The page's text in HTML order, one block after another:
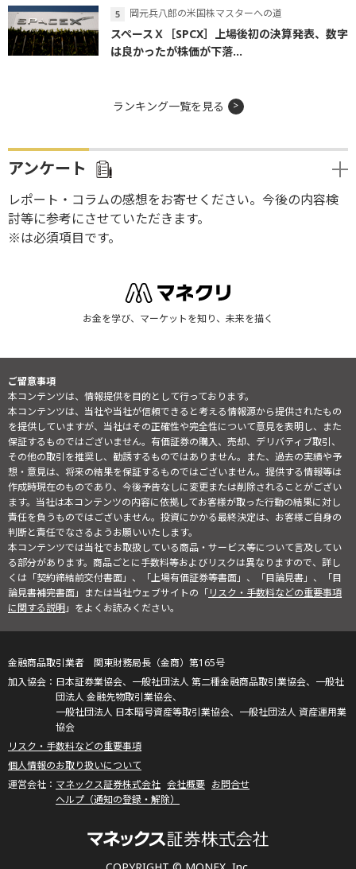
岡元兵八郎の米国株マスターへの道
スペースＸ［SPCX］上場後初の決算発表、数字
は良かったが株価が下落...
ランキング一覧を見る
アンケート
レポート・コラムの感想をお寄せください。今後の内容検
討等に参考にさせていただきます。
※は必須項目です。
お金を学び、マーケットを知り、未来を描く
ご留意事項
本コンテンツは、情報提供を目的として行っております。
本コンテンツは、当社や当社が信頼できると考える情報源から提供されたもの
を提供していますが、当社はその正確性や完全性について意見を表明し、また
保証するものではございません。有価証券の購入、売却、デリバティブ取引、
その他の取引を推奨し、勧誘するものではありません。また、過去の実績や予
想・意見は、将来の結果を保証するものではございません。提供する情報等は
作成時現在のものであり、今後予告なしに変更または削除されることがござい
ます。当社は本コンテンツの内容に依拠してお客様が取った行動の結果に対し
責任を負うものではございません。投資にかかる最終決定は、お客様ご自身の
判断と責任でなさるようお願いいたします。
本コンテンツでは当社でお取扱している商品・サービス等について言及してい
る部分があります。商品ごとに手数料等およびリスクは異なりますので、詳し
くは「契約締結前交付書面」、「上場有価証券等書面」、「目論見書」、「目
論見書補完書面」または当社ウェブサイトの「リスク・手数料などの重要事項
に関する説明」をよくお読みください。
金融商品取引業者 関東財務局長（金商）第165号
日本証券業協会、一般社団法人 第二種金融商品取引業協会、一般社
団法人 金融先物取引業協会、
一般社団法人 日本暗号資産等取引業協会、一般社団法人 資産運用業
協会
リスク・手数料などの重要事項
個人情報のお取り扱いについて
マネックス証券株式会社 会社概要 お問合せ
ヘルプ（通知の登録・解除）